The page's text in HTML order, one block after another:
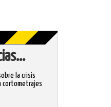
la crisis
cortometrajes